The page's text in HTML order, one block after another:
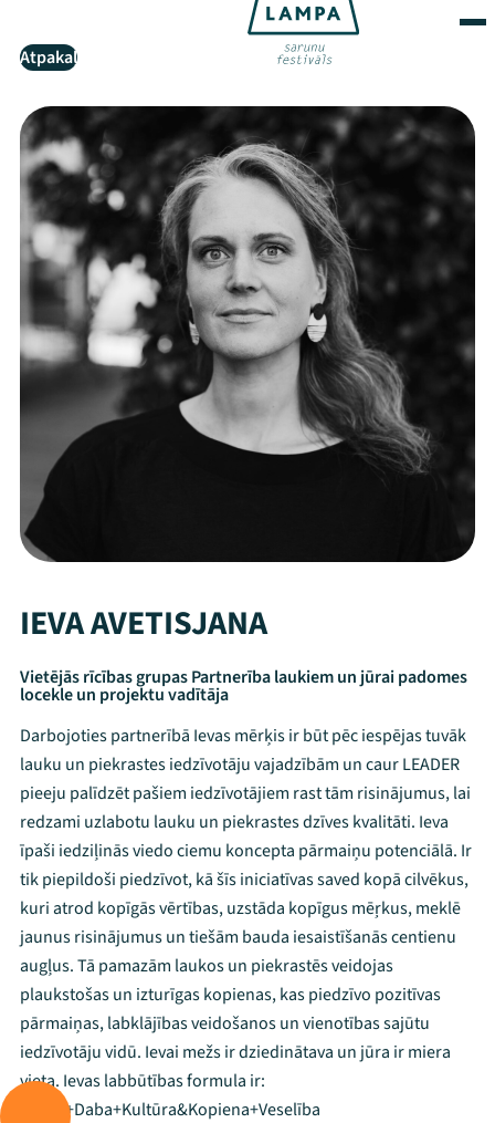
Mana programma
Festivāls
Atpakaļ
IEVA AVETISJANA
Vietējās rīcības grupas Partnerība laukiem un jūrai padomes
locekle un projektu vadītāja
Darbojoties partnerībā Ievas mērķis ir būt pēc iespējas tuvāk
lauku un piekrastes iedzīvotāju vajadzībām un caur LEADER
pieeju palīdzēt pašiem iedzīvotājiem rast tām risinājumus, lai
redzami uzlabotu lauku un piekrastes dzīves kvalitāti. Ieva
īpaši iedziļinās viedo ciemu koncepta pārmaiņu potenciālā. Ir
tik piepildoši piedzīvot, kā šīs iniciatīvas saved kopā cilvēkus,
kuri atrod kopīgās vērtības, uzstāda kopīgus mēŗkus, meklē
jaunus risinājumus un tiešām bauda iesaistīšanās centienu
augļus. Tā pamazām laukos un piekrastēs veidojas
plaukstošas un izturīgas kopienas, kas piedzīvo pozitīvas
pārmaiņas, labklājības veidošanos un vienotības sajūtu
iedzīvotāju vidū. Ievai mežs ir dziedinātava un jūra ir miera
vieta. Ievas labbūtības formula ir:
Ticība+Daba+Kultūra&Kopiena+Veselība